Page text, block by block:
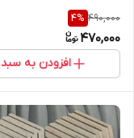
490,000
4%
470,000
افزودن به سبد